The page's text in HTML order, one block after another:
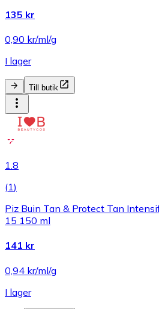
135 kr
0,90 kr/ml/g
I lager
Till butik
1.8
(1)
Piz Buin Tan & Protect Tan
15 150 ml
141 kr
0,94 kr/ml/g
I lager